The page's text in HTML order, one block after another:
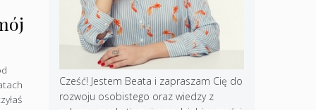
Cześć! Jestem Beata i zapraszam Cię do
rozwoju osobistego oraz wiedzy z